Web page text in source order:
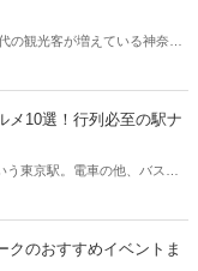
の観光客が増えている神奈川
メ10選！行列必至の駅ナ
東京駅。電車の他、バスの
をご紹介します！
クのおすすめイベントま